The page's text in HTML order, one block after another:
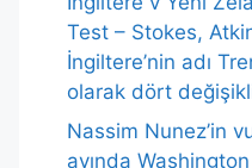
Test – Stokes,
İngiltere’nin adı
olarak dört
Nassim Nunez’in
ayında